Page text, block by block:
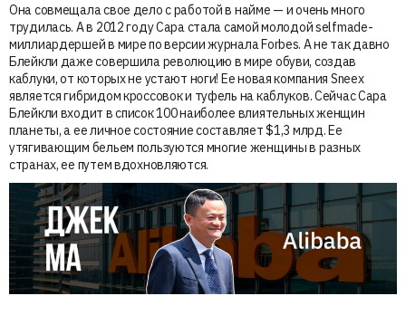
Она совмещала свое дело с работой в найме — и очень много
трудилась. А в 2012 году Сара стала самой молодой selfmade-
миллиардершей в мире по версии журнала Forbes. А не так давно
Блейкли даже совершила революцию в мире обуви, создав
каблуки, от которых не устают ноги! Ее новая компания Sneex
является гибридом кроссовок и туфель на каблуков. Сейчас Сара
Блейкли входит в список 100 наиболее влиятельных женщин
планеты, а ее личное состояние составляет $1,3 млрд. Ее
утягивающим бельем пользуются многие женщины в разных
странах, ее путем вдохновляются.